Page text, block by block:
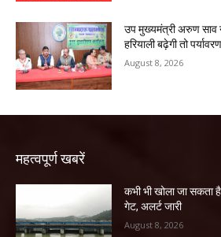
उप मुख्यमंत्री अरुण साव
हरियाली बढ़ेगी तो
August 8, 2026
महत्वपूर्ण खबरें
कभी भी खोला जा सकता है
गेट, अलर्ट जारी
August 8, 2026